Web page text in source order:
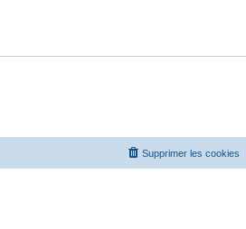
Supprimer les cookies